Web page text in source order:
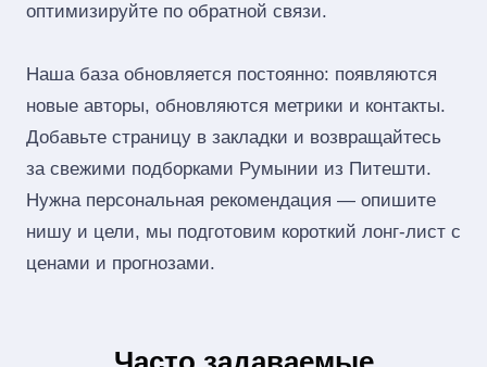
оптимизируйте по обратной связи.
Наша база обновляется постоянно: появляются
новые авторы, обновляются метрики и контакты.
Добавьте страницу в закладки и возвращайтесь
за свежими подборками Румынии из Питешти.
Нужна персональная рекомендация — опишите
нишу и цели, мы подготовим короткий лонг‑лист с
ценами и прогнозами.